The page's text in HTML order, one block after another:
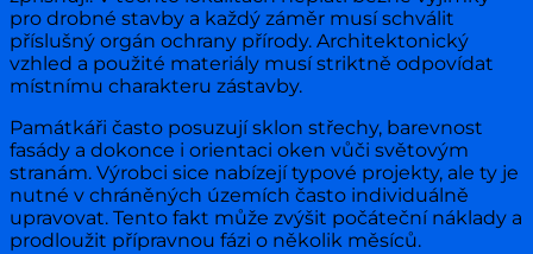
pro drobné stavby a každý záměr musí schválit
příslušný orgán ochrany přírody. Architektonický
vzhled a použité materiály musí striktně odpovídat
místnímu charakteru zástavby.
Památkáři často posuzují sklon střechy, barevnost
fasády a dokonce i orientaci oken vůči světovým
stranám. Výrobci sice nabízejí typové projekty, ale ty je
nutné v chráněných územích často individuálně
upravovat. Tento fakt může zvýšit počáteční náklady a
prodloužit přípravnou fázi o několik měsíců.